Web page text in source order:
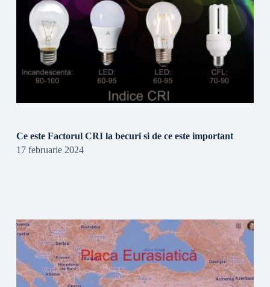
Ce este Factorul CRI la becuri si de ce este important
17 februarie 2024